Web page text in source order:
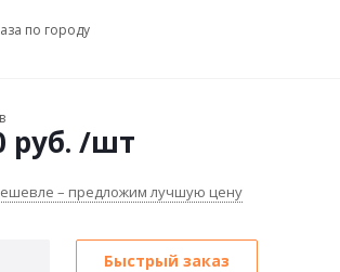
по городу
руб. /шт
– предложим лучшую цену
Быстрый заказ